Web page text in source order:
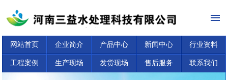
网站首页 企业简介 产品中心 新闻中心 行业资料
工程案例 生产现场 发货现场 售后服务 联系我们